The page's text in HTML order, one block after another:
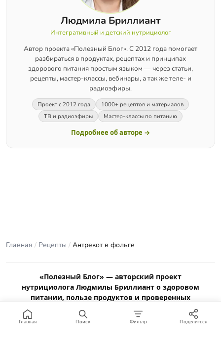
Людмила Бриллиант
Интегративный и детский нутрициолог
Автор проекта «Полезный Блог». С 2012 года помогает
разбираться в продуктах, рецептах и принципах
здорового питания простым языком — через статьи,
рецепты, мастер-классы, вебинары, а так же теле- и
радиоэфиры.
Проект с 2012 года
1000+ рецептов и материалов
ТВ и радиоэфиры
Мастер-классы по питанию
Подробнее об авторе →
Главная / Рецепты / Антрекот в фольге
«Полезный Блог» — авторский проект
нутрициолога Людмилы Бриллиант о здоровом
питании, пользе продуктов и проверенных
Материалы сайта носят ознакомительный характер и не
Главная Поиск Фильтр Поделиться